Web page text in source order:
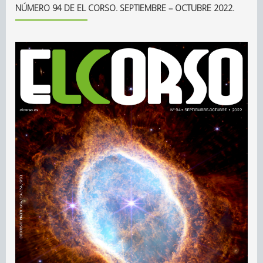
NÚMERO 94 DE EL CORSO. SEPTIEMBRE – OCTUBRE 2022.